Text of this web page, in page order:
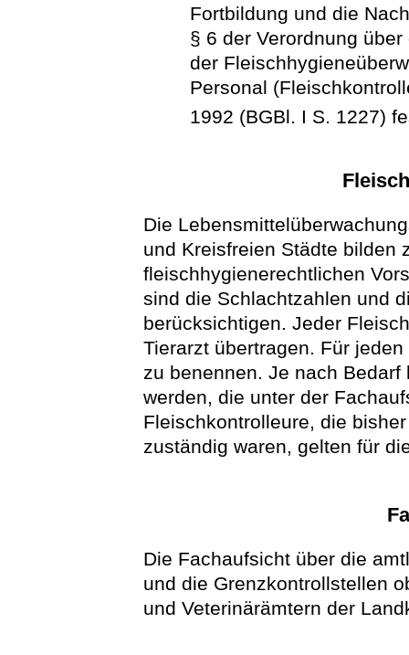
Fortbildung und die
§ 6 der Verordnung
der
Personal
1992 (BGBl. I S. 1227)
Die
und Kreisfreien Städte bilden
fleischhygienerechtlichen
sind die Schlachtzahlen und
berücksichtigen. Jeder
Tierarzt übertragen. Für
zu benennen. Je nach
werden, die unter der
Fleischkontrolleure, die
zuständig waren, gelten für
Die Fachaufsicht über die
und die Grenzkontrollstellen
und Veterinärämtern der